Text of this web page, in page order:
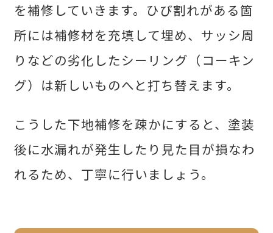
を補修していきます。ひび割れがある箇
所には補修材を充填して埋め、サッシ周
りなどの劣化したシーリング（コーキン
グ）は新しいものへと打ち替えます。
こうした下地補修を疎かにすると、塗装
後に水漏れが発生したり見た目が損なわ
れるため、丁寧に行いましょう。